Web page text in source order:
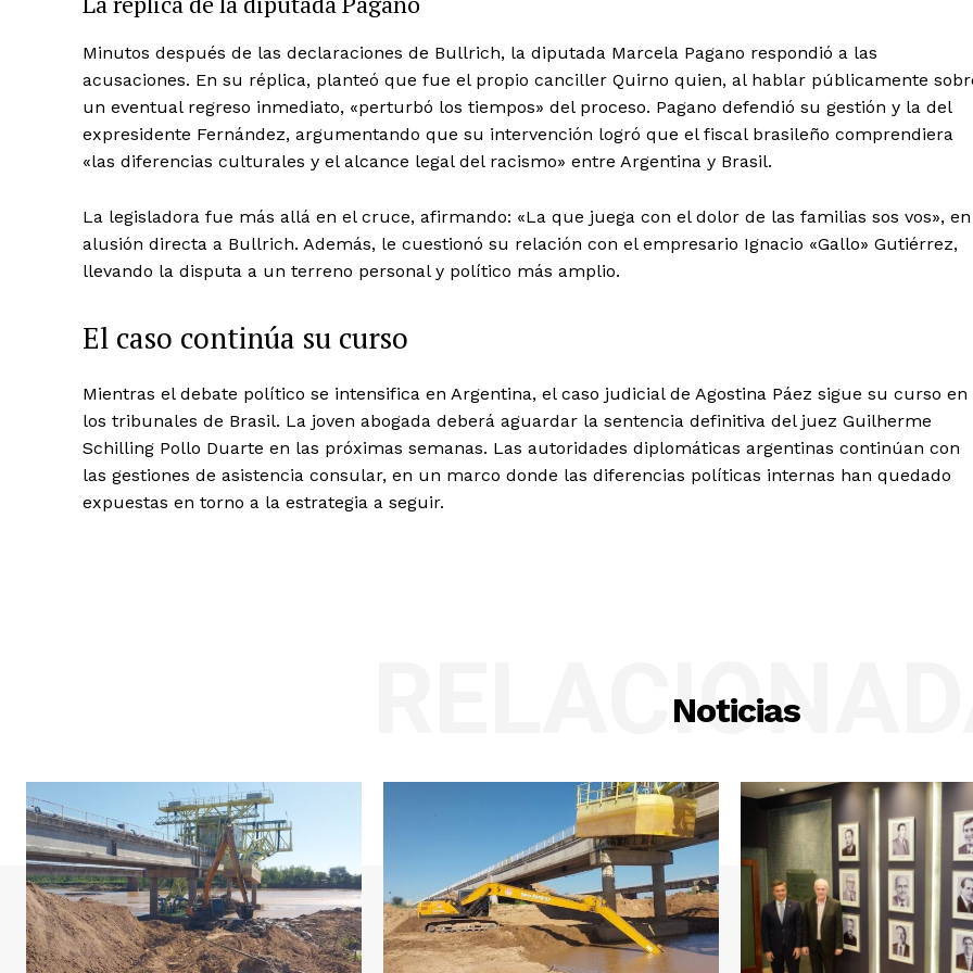
Minutos después de las declaraciones de Bullrich, la diputada Marcela Pagano respondió a las
acusaciones. En su réplica, planteó que fue el propio canciller Quirno quien, al hablar públicamente
un eventual regreso inmediato, «perturbó los tiempos» del proceso. Pagano defendió su gestión y la del
expresidente Fernández, argumentando que su intervención logró que el fiscal brasileño comprendiera
«las diferencias culturales y el alcance legal del racismo» entre Argentina y Brasil.
La legisladora fue más allá en el cruce, afirmando: «La que juega con el dolor de las familias sos vos», en
alusión directa a Bullrich. Además, le cuestionó su relación con el empresario Ignacio «Gallo» Gutiérrez,
llevando la disputa a un terreno personal y político más amplio.
El caso continúa su curso
Mientras el debate político se intensifica en Argentina, el caso judicial de Agostina Páez sigue su curso en
los tribunales de Brasil. La joven abogada deberá aguardar la sentencia definitiva del juez Guilherme
Schilling Pollo Duarte en las próximas semanas. Las autoridades diplomáticas argentinas continúan con
las gestiones de asistencia consular, en un marco donde las diferencias políticas internas han quedado
expuestas en torno a la estrategia a seguir.
Noticias